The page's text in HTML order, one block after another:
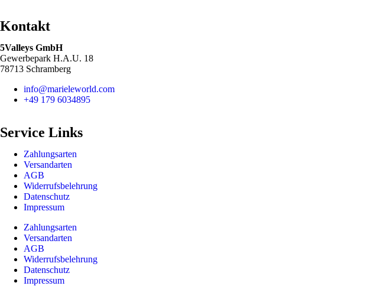
Kontakt
5Valleys GmbH
Gewerbepark H.A.U. 18
78713 Schramberg
info@marieleworld.com
+49 179 6034895
Service Links
Zahlungsarten
Versandarten
AGB
Widerrufsbelehrung
Datenschutz
Impressum
Zahlungsarten
Versandarten
AGB
Widerrufsbelehrung
Datenschutz
Impressum